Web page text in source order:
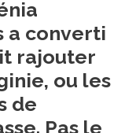
a converti
rajouter
ou les
de
Pas le